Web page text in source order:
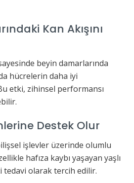
Kan Akışını
beyin damarlarında
hücrelerin daha iyi
etki, zihinsel performansı
Destek Olur
işlevler üzerinde olumlu
hafıza kaybı yaşayan yaşlı
tedavi olarak tercih edilir.